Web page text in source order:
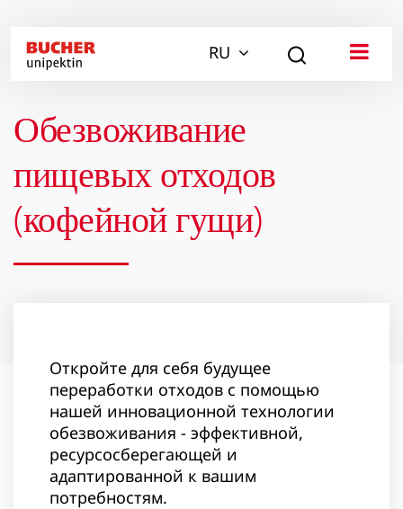
RU
Обезвоживание
пищевых отходов
(кофейной гущи)
Откройте для себя будущее
переработки отходов с помощью
нашей инновационной технологии
обезвоживания - эффективной,
ресурсосберегающей и
адаптированной к вашим
потребностям.